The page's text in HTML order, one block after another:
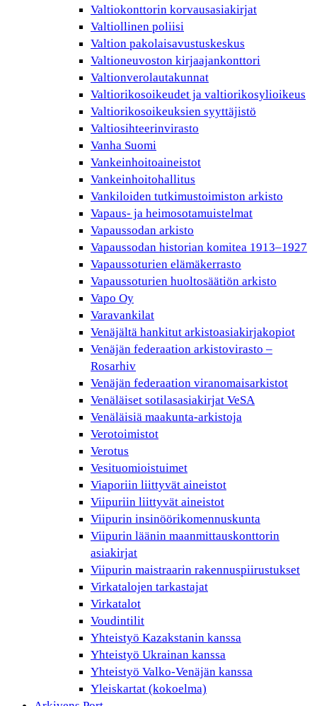
Valtiokonttorin korvausasiakirjat
Valtiollinen poliisi
Valtion pakolaisavustuskeskus
Valtioneuvoston kirjaajankonttori
Valtionverolautakunnat
Valtiorikosoikeudet ja valtiorikosylioikeus
Valtiorikosoikeuksien syyttäjistö
Valtiosihteerinvirasto
Vanha Suomi
Vankeinhoitoaineistot
Vankeinhoitohallitus
Vankiloiden tutkimustoimiston arkisto
Vapaus- ja heimosotamuistelmat
Vapaussodan arkisto
Vapaussodan historian komitea 1913–1927
Vapaussoturien elämäkerrasto
Vapaussoturien huoltosäätiön arkisto
Vapo Oy
Varavankilat
Venäjältä hankitut arkistoasiakirjakopiot
Venäjän federaation arkistovirasto –
Rosarhiv
Venäjän federaation viranomaisarkistot
Venäläiset sotilasasiakirjat VeSA
Venäläisiä maakunta-arkistoja
Verotoimistot
Verotus
Vesituomioistuimet
Viaporiin liittyvät aineistot
Viipuriin liittyvät aineistot
Viipurin insinöörikomennuskunta
Viipurin läänin maanmittauskonttorin
asiakirjat
Viipurin maistraarin rakennuspiirustukset
Virkatalojen tarkastajat
Virkatalot
Voudintilit
Yhteistyö Kazakstanin kanssa
Yhteistyö Ukrainan kanssa
Yhteistyö Valko-Venäjän kanssa
Yleiskartat (kokoelma)